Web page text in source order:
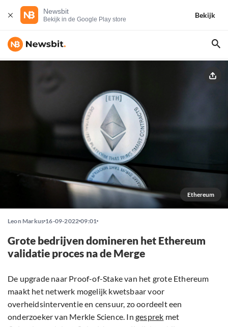
Newsbit
Bekijk in de Google Play store
Bekijk
Ethereum
Leon Markus 16-09-2022 09:01
Grote bedrijven domineren het Ethereum
validatie proces na de Merge
De upgrade naar Proof-of-Stake van het grote Ethereum
maakt het netwerk mogelijk kwetsbaar voor
overheidsinterventie en censuur, zo oordeelt een
onderzoeker van Merkle Science. In gesprek met